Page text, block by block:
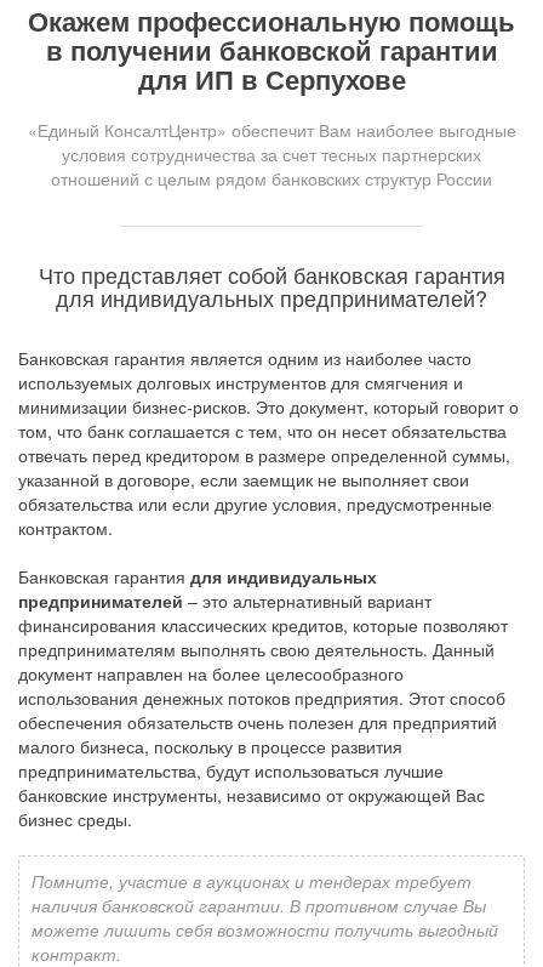
Окажем профессиональную помощь
в получении банковской гарантии
для ИП в Серпухове
«Единый КонсалтЦентр» обеспечит Вам наиболее выгодные
условия сотрудничества за счет тесных партнерских
отношений с целым рядом банковских структур России
Что представляет собой банковская гарантия
для индивидуальных предпринимателей?
Банковская гарантия является одним из наиболее часто
используемых долговых инструментов для смягчения и
минимизации бизнес-рисков. Это документ, который говорит о
том, что банк соглашается с тем, что он несет обязательства
отвечать перед кредитором в размере определенной суммы,
указанной в договоре, если заемщик не выполняет свои
обязательства или если другие условия, предусмотренные
контрактом.
Банковская гарантия для индивидуальных
предпринимателей – это альтернативный вариант
финансирования классических кредитов, которые позволяют
предпринимателям выполнять свою деятельность. Данный
документ направлен на более целесообразного
использования денежных потоков предприятия. Этот способ
обеспечения обязательств очень полезен для предприятий
малого бизнеса, поскольку в процессе развития
предпринимательства, будут использоваться лучшие
банковские инструменты, независимо от окружающей Вас
бизнес среды.
Помните, участие в аукционах и тендерах требует
наличия банковской гарантии. В противном случае Вы
можете лишить себя возможности получить выгодный
контракт.